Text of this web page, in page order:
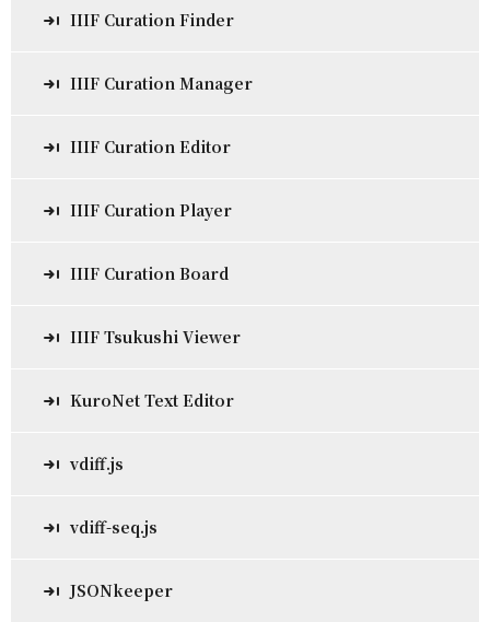
IIIF Curation Finder
IIIF Curation Manager
IIIF Curation Editor
IIIF Curation Player
IIIF Curation Board
IIIF Tsukushi Viewer
KuroNet Text Editor
vdiff.js
vdiff-seq.js
JSONkeeper